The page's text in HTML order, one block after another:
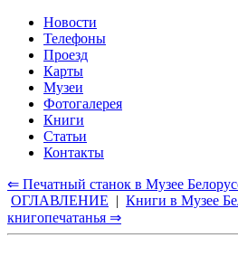
Новости
Телефоны
Проезд
Карты
Музеи
Фотогалерея
Книги
Статьи
Контакты
⇐ Печатный станок в Музее
ОГЛАВЛЕНИЕ | Книги в Музее
книгопечатанья ⇒